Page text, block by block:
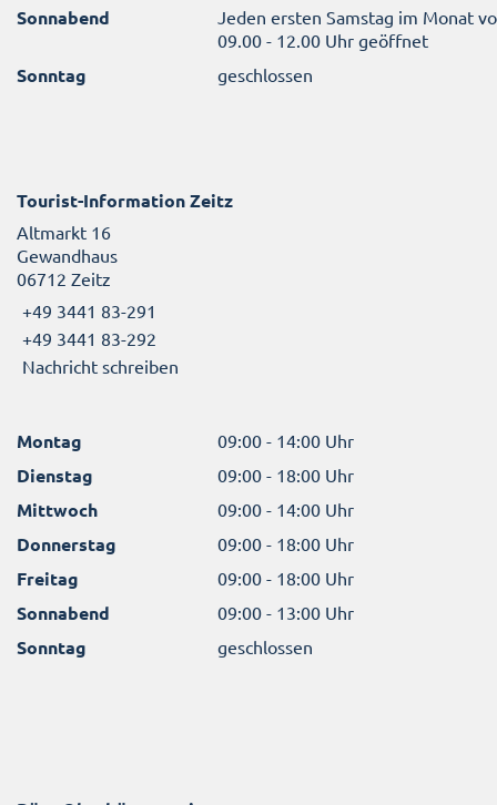
Sonnabend
Jeden ersten Samstag im Monat
09.00 - 12.00 Uhr geöffnet
Sonntag geschlossen
Tourist-Information Zeitz
Altmarkt 16
Gewandhaus
06712 Zeitz
+49 3441 83-291
+49 3441 83-292
Nachricht schreiben
Montag 09:00 - 14:00 Uhr
Dienstag 09:00 - 18:00 Uhr
Mittwoch 09:00 - 14:00 Uhr
Donnerstag 09:00 - 18:00 Uhr
Freitag 09:00 - 18:00 Uhr
Sonnabend 09:00 - 13:00 Uhr
Sonntag geschlossen